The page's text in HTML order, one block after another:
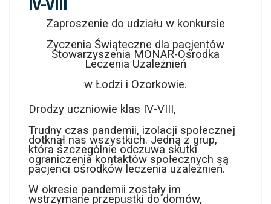
IV-VIII
Zaproszenie do udziału w konkursie
Życzenia Świąteczne dla pacjentów
Stowarzyszenia MONAR-Ośrodka
Leczenia Uzależnień
w Łodzi i Ozorkowie.
Drodzy uczniowie klas IV-VIII,
Trudny czas pandemii, izolacji społecznej
dotknął nas wszystkich. Jedną z grup,
która szczególnie odczuwa skutki
ograniczenia kontaktów społecznych są
pacjenci ośrodków leczenia uzależnień.
W okresie pandemii zostały im
wstrzymane przepustki do domów,